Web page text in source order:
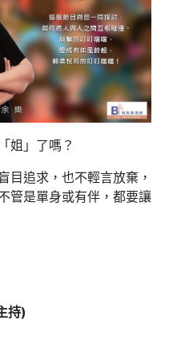
姐」了嗎？
目追求，也不輕言放棄，
管是單身或有伴，都要讓
持)